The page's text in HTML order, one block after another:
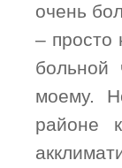
очень
– просто
больной
моему.
районе